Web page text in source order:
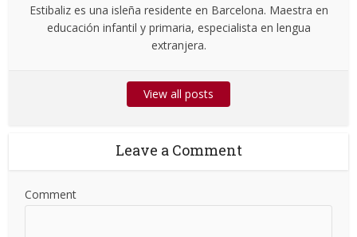
Estibaliz es una isleña residente en Barcelona. Maestra en
educación infantil y primaria, especialista en lengua
extranjera.
View all posts
Leave a Comment
Comment